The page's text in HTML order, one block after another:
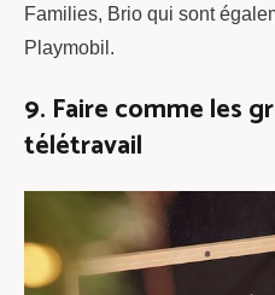
Families, Brio qui sont
Playmobil.
9. Faire comme les
télétravail